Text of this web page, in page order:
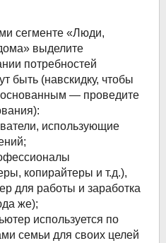
сегменте «Люди,
выделите
потребностей
быть (навскидку, чтобы
— проведите
использующие
копирайтеры и т.д.),
для работы и заработка
же);
используется по
семьи для своих целей